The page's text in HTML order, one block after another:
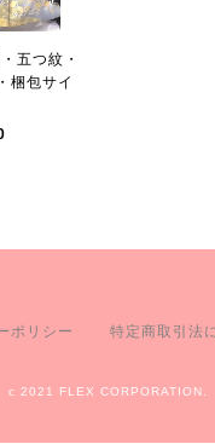
五つ紋・
梱包サイ
ポリシー 特定商取引法
c 2021 FLEX CORPORATION.